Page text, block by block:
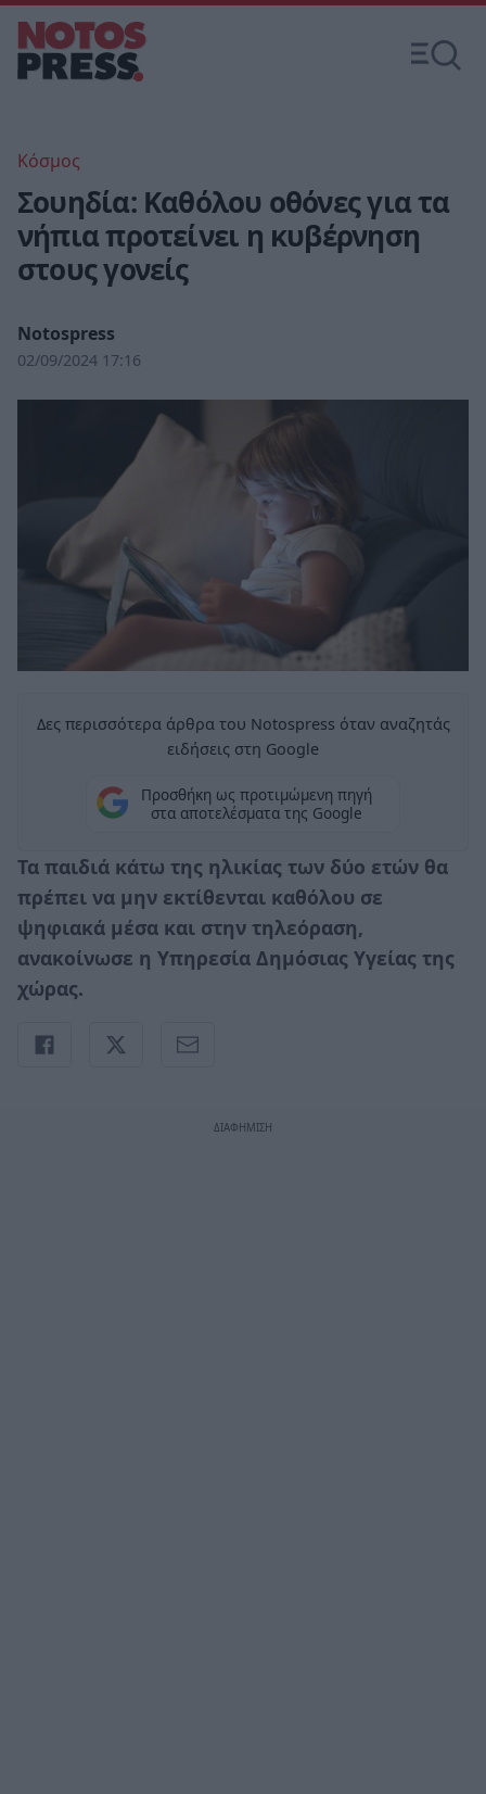
Κόσμος
Σουηδία: Καθόλου οθόνες για τα
νήπια προτείνει η κυβέρνηση
στους γονείς
Notospress
02/09/2024 17:16
Δες περισσότερα άρθρα του Notospress όταν αναζητάς
ειδήσεις στη Google
Προσθήκη ως προτιμώμενη πηγή
στα αποτελέσματα της Google
Τα παιδιά κάτω της ηλικίας των δύο ετών θα
πρέπει να μην εκτίθενται καθόλου σε
ψηφιακά μέσα και στην τηλεόραση,
ανακοίνωσε η Υπηρεσία Δημόσιας Υγείας της
χώρας.